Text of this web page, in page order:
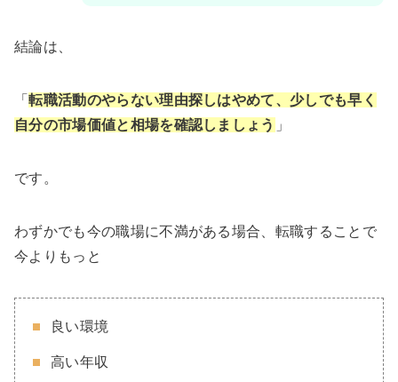
結論は、
「転職活動のやらない理由探しはやめて、少しでも早く
自分の市場価値と相場を確認しましょう 」
です。
わずかでも今の職場に不満がある場合、転職することで
今よりもっと
良い環境
高い年収